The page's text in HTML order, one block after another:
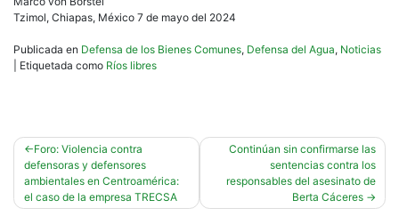
Tzimol, Chiapas, México 7 de mayo del 2024
Publicada en Defensa de los Bienes Comunes, Defensa del Agua, Noticias
Etiquetada como Ríos libres
Navegación
de
entradas
Foro: Violencia contra
defensoras y defensores
ambientales en Centroamérica:
el caso de la empresa TRECSA
Continúan sin confirmarse las
sentencias contra los
responsables del asesinato de
Berta Cáceres